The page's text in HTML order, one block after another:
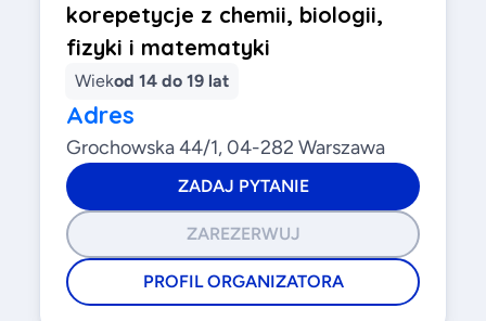
korepetycje z chemii, biologii,
fizyki i matematyki
Wiekod 14 do 19 lat
Adres
Grochowska 44/1, 04-282 Warszawa
ZADAJ PYTANIE
ZAREZERWUJ
PROFIL ORGANIZATORA